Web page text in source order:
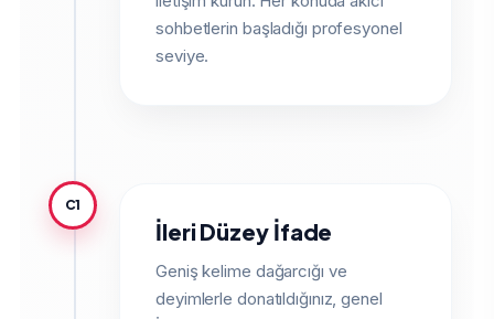
sohbetlerin başladığı profesyonel
seviye.
C1
İleri Düzey İfade
Geniş kelime dağarcığı ve
deyimlerle donatıldığınız, genel